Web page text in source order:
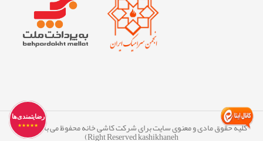
کلیه حقوق مادی و معنوی سایت برای شرکت کاشی خانه محفوظ می ‏باشد. (All
Right Reserved kashikhaneh)
رضایتمندی‌ها
★★★★★